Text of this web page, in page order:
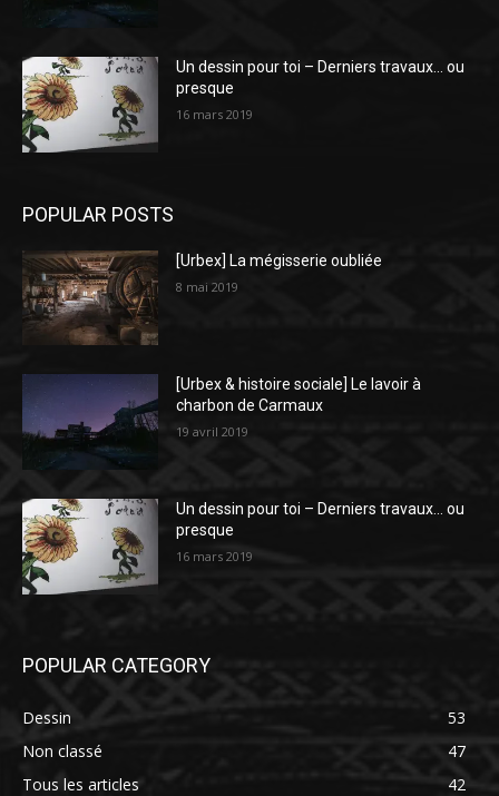
Un dessin pour toi – Derniers travaux… ou
presque
16 mars 2019
POPULAR POSTS
[Urbex] La mégisserie oubliée
8 mai 2019
[Urbex & histoire sociale] Le lavoir à
charbon de Carmaux
19 avril 2019
Un dessin pour toi – Derniers travaux… ou
presque
16 mars 2019
POPULAR CATEGORY
Dessin
53
Non classé
47
Tous les articles
42